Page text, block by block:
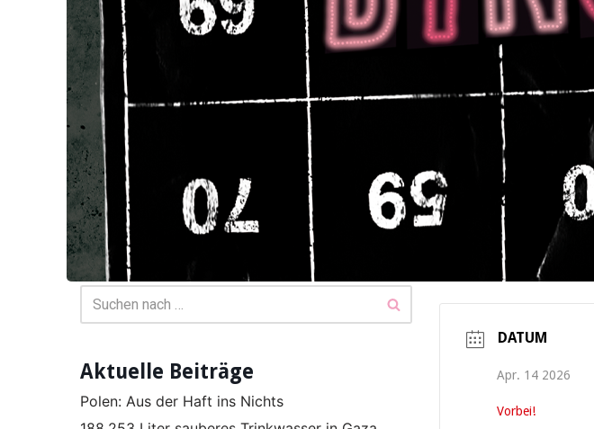
Aktuelle Beiträge
Polen: Aus der Haft ins Nichts
DATUM
Apr. 14 2026
Vorbei!